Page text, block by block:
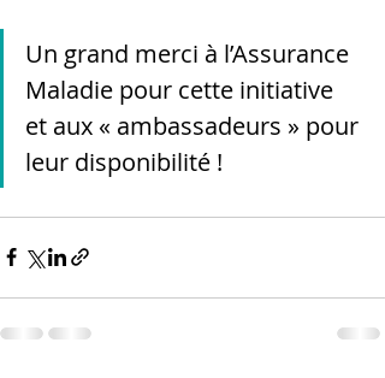
Un grand merci à l’Assurance
Maladie pour cette initiative
et aux « ambassadeurs » pour
leur disponibilité !